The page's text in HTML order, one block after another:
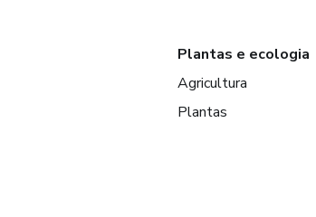
Plantas e ecologia
Agricultura
Plantas